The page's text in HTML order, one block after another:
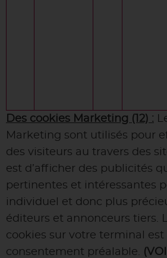
Des cookies Marketing (12) :
Marketing sont utilisés pour
des visiteurs au travers des
est d’afficher des publicités
pertinentes et intéressantes
individuel et donc plus
éditeurs et annonceurs tiers.
cookies sur votre terminal est
consentement préalable.